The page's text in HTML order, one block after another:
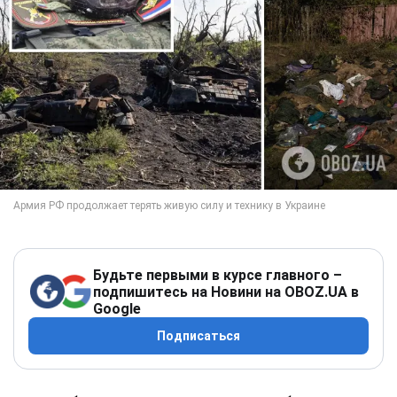
Будьте первыми в курсе главного –
подпишитесь на Новини на OBOZ.UA в
Google
Подписаться